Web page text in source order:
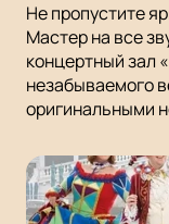
Не пропустите
Мастер на все
концертный зал
незабываемого
оригинальными